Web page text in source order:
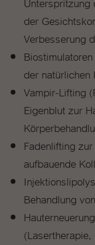
der
Verbesserung
der
Vampir-Lifting
Eigenblut zur
Fadenlifting
aufbauende
Behandlung